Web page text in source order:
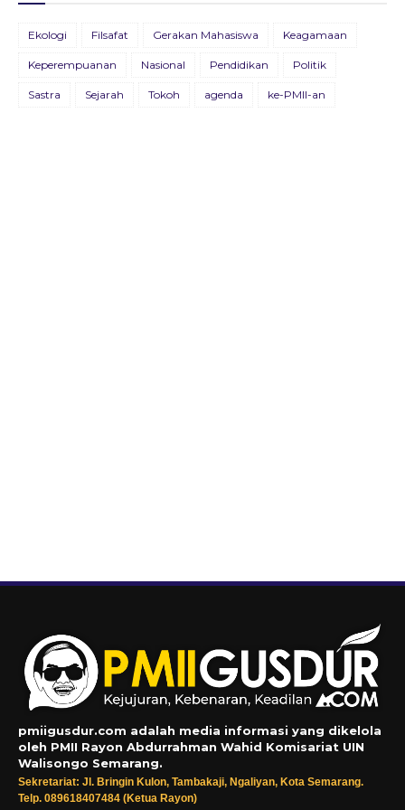
26 Agustus 2021
09 Juli 2021
Ekologi Filsafat Gerakan Mahasiswa Keagamaan
Keperempuanan Nasional Pendidikan Politik
Sastra Sejarah Tokoh agenda ke-PMII-an
pmiigusdur.com adalah media informasi yang dikelola
oleh PMII Rayon Abdurrahman Wahid Komisariat UIN
Walisongo Semarang.
Sekretariat: Jl. Bringin Kulon, Tambakaji, Ngaliyan, Kota Semarang.
Telp. 089618407484 (Ketua Rayon)